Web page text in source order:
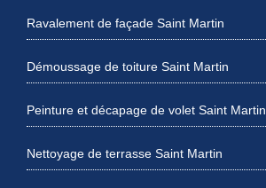
Ravalement de façade Saint Martin
Démoussage de toiture Saint Martin
Peinture et décapage de volet Saint Martin
Nettoyage de terrasse Saint Martin